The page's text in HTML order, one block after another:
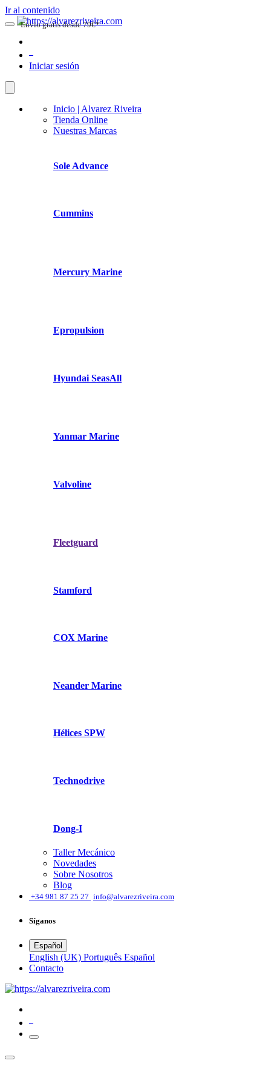
Ir al contenido
Iniciar sesión
Inicio | Alvarez Riveira
Tienda Online
Nuestras Marcas
Sole Advance
Cummins
Mercury Marine
Epropulsion
Hyundai SeasAll
Yanmar Marine
Valvoline
Fleetguard
Stamford
COX Marine
Neander Marine
Hélices SPW
Technodrive
Dong-I
Taller Mecánico
Novedades
Sobre Nosotros
Blog
+34 981 87 25 27 info@alvarezriveira.com
Síganos
Español
English (UK) Português Español
​Contacto
Envio gratis desde 79€*